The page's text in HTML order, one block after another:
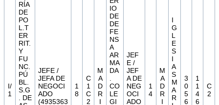
I/
1
RÍA
DE
PO
L.T
ER
RIT.
Y
FU
NC.
PÚ
BL.
S.G
. DE
JEFE /
JEFA DE
NEGOCI
ADO
(4935363
1
8
C
1
C
2
M
A
D
R
I
IO
DE
DE
FE
NS
A
AR
MA
DA
.
CO
LE
GI
JEF
E /
JEF
A DE
NEG
OCI
ADO
1
4
M
A
D
R
I
I
G
L
E
S
I
A
S
M
A
R
3
0
5
6
1
1
4
6
C
2